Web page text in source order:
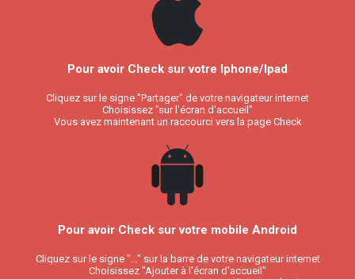
Pour avoir Check sur votre Iphone/Ipad
Cliquez sur le signe "Partager" de votre navigateur internet
Choisissez "sur l'écran d'accueil"
Vous avez maintenant un raccourci vers la page Check
Pour avoir Check sur votre mobile Android
Cliquez sur le signe "..." sur la barre de votre navigateur internet
Choisissez "Ajouter à l'écran d'accueil"